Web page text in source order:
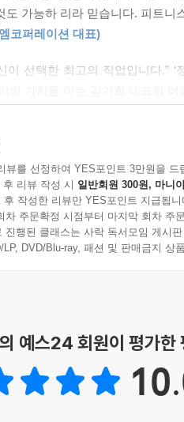
대한 기업으로!’ 직원들과 새롭
었다. 지점장도 생기고 직원들
업’ 2021년에 나는 그 꿈을 드디
주고 싶은 말이 있다. 성장과 성
면, 오늘부터 진짜 나를 위한, 가
은행에 긍정을 저축한다. 언제
분도 평소에 ‘나는 할 수 있다’
다는 꿈이 있습니다. 어떻게 필
었는지 생생한 스토리가 이 책에
도 가능하 리라 믿습니다. 피트
코퍼레이션 대표)
이 선택한 최고의 직업입니다.”
속에서도 끊임없이 성장하고자
용기를 주는 등대처럼 여러분이
대표)
뷰를 선정하여 YES포인트 3만원을 드
리뷰 작성 시 일반회원 300원, 마니
후 작성한 리뷰만 YES포인트 지급됩니
차 주문확정 시점부터 마지막 회차 주
진행된 클래스는 사락 독서모임 게시
LP, DVD/Blu-ray, 패션 및 판매금지 상
예스24 회원이 평가한